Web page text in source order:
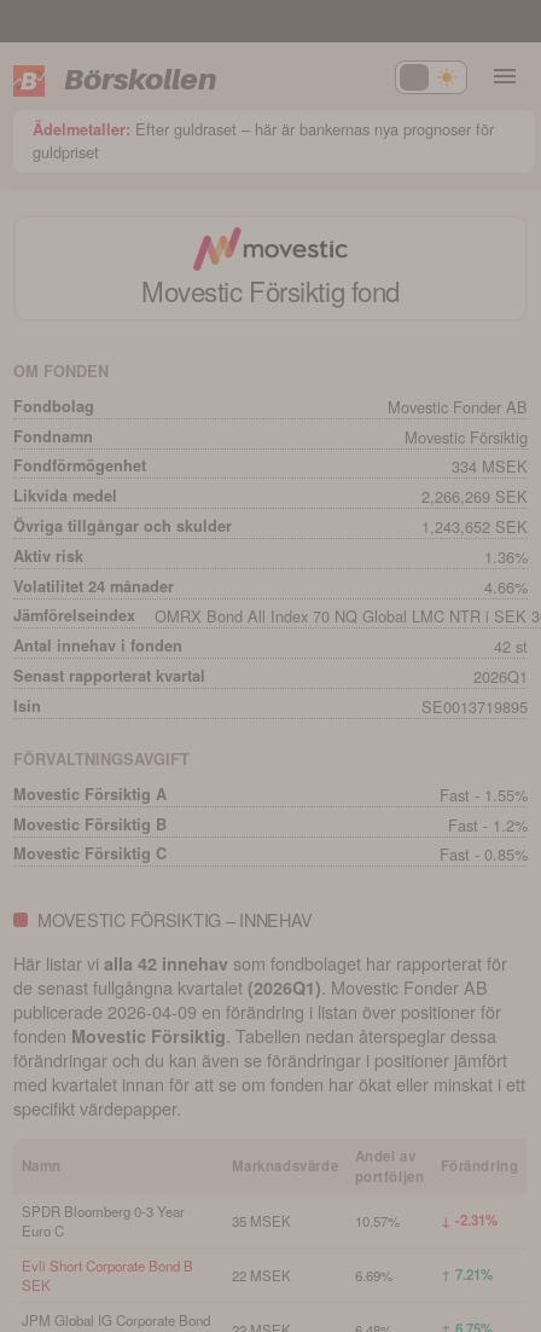
Börskollen
Ädelmetaller: Efter guldraset – här är bankernas nya prognoser för
guldpriset
Movestic Försiktigfond
OM FONDEN
Fondbolag
Movestic Fonder AB
Fondnamn Movestic Försiktig
Fondförmögenhet 334 MSEK
Likvida medel 2,266,269 SEK
Övriga tillgångar och skulder 1,243,652 SEK
Aktiv risk 1.36%
Volatilitet 24 månader 4.66%
Jämförelseindex OMRX Bond All Index 70 NQ Global LMC NTR i SEK
Antal innehav i fonden 42 st
Senast rapporterat kvartal 2026Q1
Isin SE0013719895
FÖRVALTNINGSAVGIFT
Movestic Försiktig A
Fast - 1.55%
Movestic Försiktig B Fast - 1.2%
Movestic Försiktig C Fast - 0.85%
MOVESTIC FÖRSIKTIG – INNEHAV
Här listar vialla 42 innehav som fondbolaget har rapporterat för
de senast fullgångna kvartalet (2026Q1) Movestic Fonder AB
publicerade 2026-04-09 en förändring i listan över positioner för
fonden Movestic Försiktig . Tabellen nedan återspeglar dessa
förändringar och du kan även se förändringar i positioner jämfört
med kvartalet innan för att se om fonden har ökat eller minskat i ett
specifikt värdepapper.
Namn Marknadsvärde
Andel av
portföljen
Förändring
SPDR Bloomberg 0-3 Year
Euro C
35 MSEK 10.57% ↓ -2.31%
Evli Short Corporate Bond B
SEK
22 MSEK 6.69% ↑ 7.21%
JPM Global IG Corporate Bond